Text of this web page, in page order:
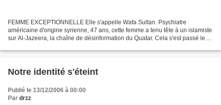
FEMME EXCEPTIONNELLE Elle s'appelle Wafa Sultan. Psychiatre
américaine d'origine syrienne, 47 ans, cette femme a tenu tête à un islamiste
sur Al-Jazeera, la chaîne de désinformation du Quatar. Cela s'est passé le
Notre identité s'éteint
Publié le 13/12/2006 à 00:00
Par drzz